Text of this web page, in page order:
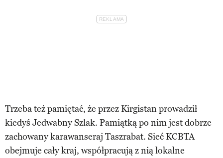
Trzeba też pamiętać, że przez Kirgistan prowadził
kiedyś Jedwabny Szlak. Pamiątką po nim jest dobrze
zachowany karawanseraj Taszrabat. Sieć KCBTA
obejmuje cały kraj, współpracują z nią lokalne